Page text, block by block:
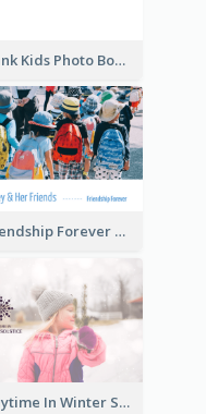
Blank Kids Photo Book
Friendship Forever Photo Book
Playtime In Winter Solstice Kids Photobook